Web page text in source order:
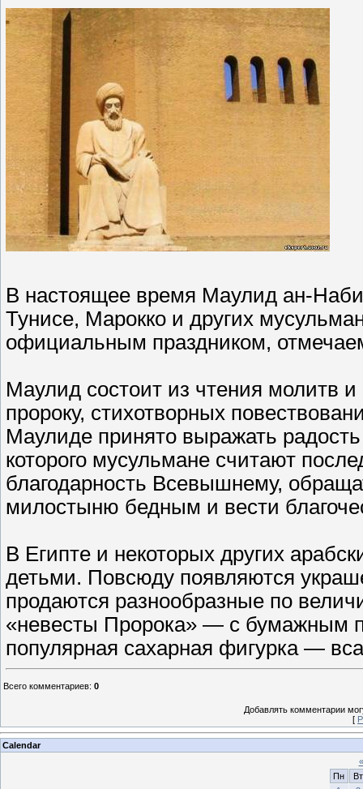
В настоящее время Маулид ан-
Тунисе, Марокко и других
официальным праздником,
Маулид состоит из чтения молитв
пророку, стихотворных
Маулиде принято выражать
которого мусульмане считают
благодарность Всевышнему,
милостыню бедным и вести
В Египте и некоторых других
детьми. Повсюду появляются
продаются разнообразные по
«невесты Пророка» — с бумажным
популярная сахарная фигурка —
Всего комментариев: 0
Добавлять комментарии
[
Calendar
«
Пн
Вт